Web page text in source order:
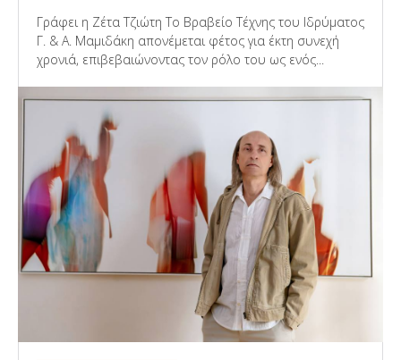
Γράφει η Ζέτα Τζιώτη Το Βραβείο Τέχνης του Ιδρύματος
Γ. & Α. Μαμιδάκη απονέμεται φέτος για έκτη συνεχή
χρονιά, επιβεβαιώνοντας τον ρόλο του ως ενός...